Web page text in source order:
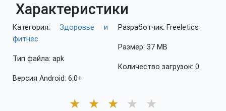
Характеристики
Категория: Здоровье и
фитнес
Тип файла: apk
Версия Android: 6.0+
Разработчик: Freeletics
Размер: 37 MB
Количество загрузок: 0
★ ★ ★ ★ ★